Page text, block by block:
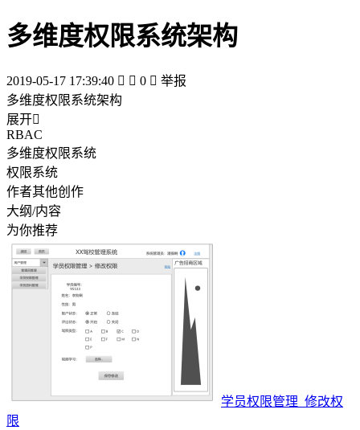
多维度权限系统架构
2019-05-17 17:39:40   0  举报
多维度权限系统架构
展开
RBAC
多维度权限系统
权限系统
作者其他创作
大纲/内容
为你推荐
学员权限管理_修改权
限